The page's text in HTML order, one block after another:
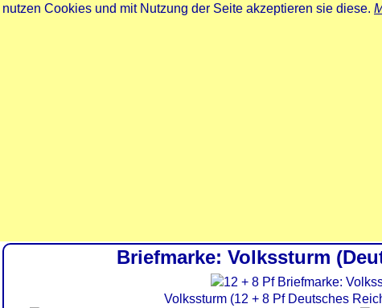
nutzen Cookies und mit Nutzung der Seite akzeptieren sie diese.
Briefmarke: Volkssturm
Volkssturm (12 + 8 Pf Deutsches